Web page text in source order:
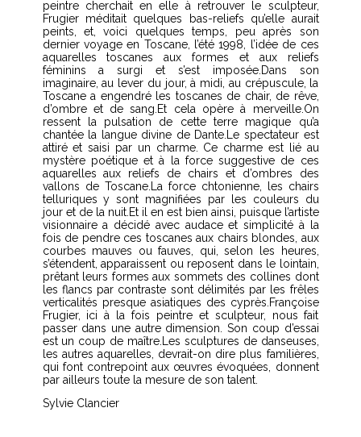
peintre cherchait en elle à retrouver le sculpteur,
Frugier méditait quelques bas-reliefs qu’elle aurait
peints, et, voici quelques temps, peu après son
dernier voyage en Toscane, l’été 1998, l’idée de ces
aquarelles toscanes aux formes et aux reliefs
féminins a surgi et s’est imposée.Dans son
imaginaire, au lever du jour, à midi, au crépuscule, la
Toscane a engendré les toscanes de chair, de rêve,
d’ombre et de sang.Et cela opère à merveille.On
ressent la pulsation de cette terre magique qu’a
chantée la langue divine de Dante.Le spectateur est
attiré et saisi par un charme. Ce charme est lié au
mystère poétique et à la force suggestive de ces
aquarelles aux reliefs de chairs et d’ombres des
vallons de Toscane.La force chtonienne, les chairs
telluriques y sont magnifiées par les couleurs du
jour et de la nuit.Et il en est bien ainsi, puisque l’artiste
visionnaire a décidé avec audace et simplicité à la
fois de pendre ces toscanes aux chairs blondes, aux
courbes mauves ou fauves, qui, selon les heures,
s’étendent, apparaissent ou reposent dans le lointain,
prêtant leurs formes aux sommets des collines dont
les flancs par contraste sont délimités par les frêles
verticalités presque asiatiques des cyprès.Françoise
Frugier, ici à la fois peintre et sculpteur, nous fait
passer dans une autre dimension. Son coup d’essai
est un coup de maître.Les sculptures de danseuses,
les autres aquarelles, devrait-on dire plus familières,
qui font contrepoint aux œuvres évoquées, donnent
par ailleurs toute la mesure de son talent.
Sylvie Clancier